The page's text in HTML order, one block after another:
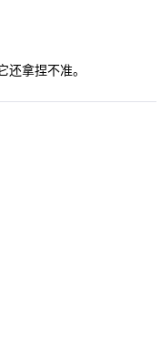
拿捏不准。